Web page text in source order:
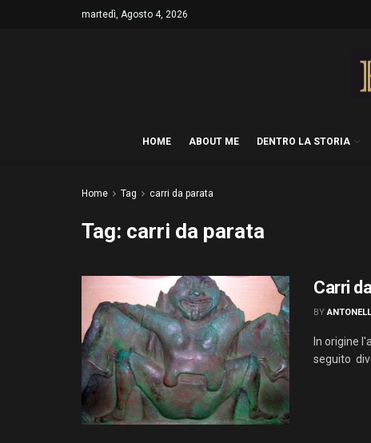
martedì, Agosto 4, 2026
HOME ABOUT ME DENTRO LA STORIA
Home Tag carri da parata
Tag: carri da parata
Carri
BY
In origine
seguito